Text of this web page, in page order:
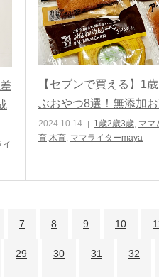
イ
【セブンで買える】1
ぶおやつ8選！無添加お
2024.10.14 1歳2歳3歳, ママ
育,木育, ママライターmaya
7 8 9 10
29 30 31 32